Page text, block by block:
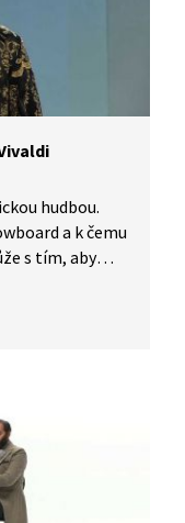
hudbou.
a k čemu
s tím, aby